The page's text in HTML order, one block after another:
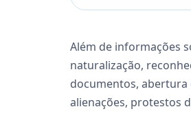
Além de informações
naturalização,
documentos, abertura
alienações, protestos